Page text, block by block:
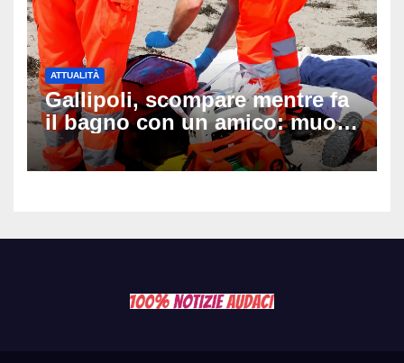
ATTUALITÀ
Gallipoli, scompare mentre fa
il bagno con un amico: muore
a 19 anni dopo 45 minuti di
disperati tentativi di